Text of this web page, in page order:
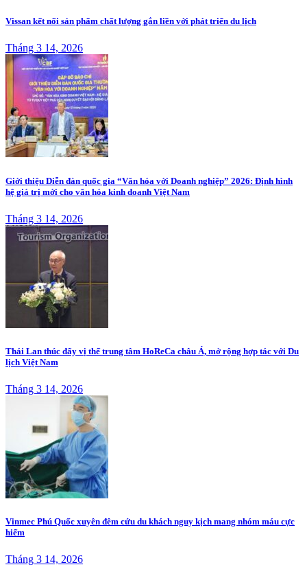
Vissan kết nối sản phẩm chất lượng gắn liền với phát triển du lịch
Tháng 3 14, 2026
Giới thiệu Diễn đàn quốc gia “Văn hóa với Doanh nghiệp” 2026: Định hình
hệ giá trị mới cho văn hóa kinh doanh Việt Nam
Tháng 3 14, 2026
Thái Lan thúc đẩy vị thế trung tâm HoReCa châu Á, mở rộng hợp tác với Du
lịch Việt Nam
Tháng 3 14, 2026
Vinmec Phú Quốc xuyên đêm cứu du khách nguy kịch mang nhóm máu cực
hiếm
Tháng 3 14, 2026